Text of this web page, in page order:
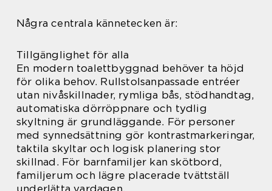
Några centrala kännetecken är:
Tillgänglighet för alla
En modern toalettbyggnad behöver ta höjd
för olika behov. Rullstolsanpassade entréer
utan nivåskillnader, rymliga bås, stödhandtag,
automatiska dörröppnare och tydlig
skyltning är grundläggande. För personer
med synnedsättning gör kontrastmarkeringar,
taktila skyltar och logisk planering stor
skillnad. För barnfamiljer kan skötbord,
familjerum och lägre placerade tvättställ
underlätta vardagen.